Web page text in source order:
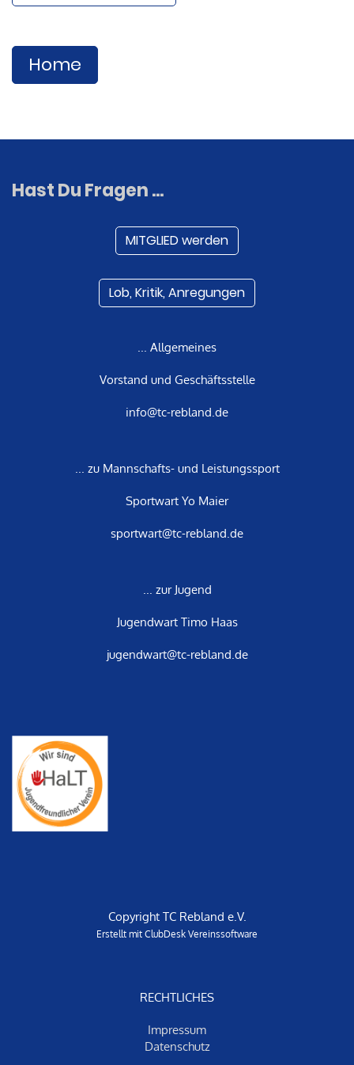
Home
Hast Du Fragen ...
MITGLIED werden
Lob, Kritik, Anregungen
... Allgemeines
Vorstand und Geschäftsstelle
info@tc-rebland.de
... zu Mannschafts- und Leistungssport
Sportwart Yo Maier
sportwart@tc-rebland.de
... zur Jugend
Jugendwart Timo Haas
jugendwart@tc-rebland.de
Copyright TC Rebland e.V.
Erstellt mit ClubDesk Vereinssoftware
RECHTLICHES
Impressum
Datenschutz